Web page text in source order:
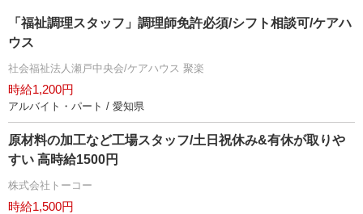
「福祉調理スタッフ」調理師免許必須/シフト相談可/ケアハ
ウス
社会福祉法人瀬戸中央会/ケアハウス 聚楽
時給1,200円
アルバイト・パート / 愛知県
原材料の加工など工場スタッフ/土日祝休み&有休が取り
すい 高時給1500円
株式会社トーコー
時給1,500円